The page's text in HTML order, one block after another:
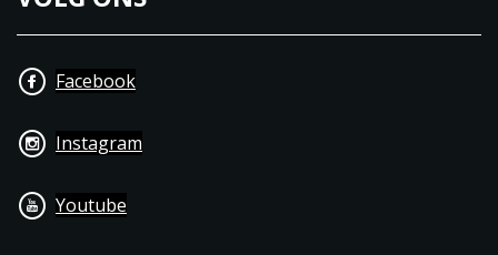
Facebook
Instagram
Youtube